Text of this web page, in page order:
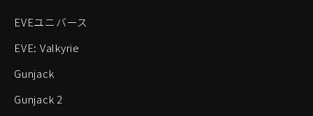
EVEユニバース
EVE: Valkyrie
Gunjack
Gunjack 2